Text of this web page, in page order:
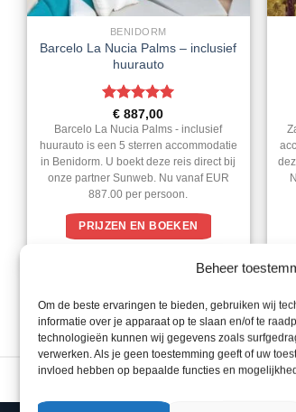
Beheer
Om de beste ervaringen te bieden, gebruiken wij
informatie over je apparaat op te slaan en/of te
technologieën kunnen wij gegevens zoals
verwerken. Als je geen toestemming geeft of uw
invloed hebben op bepaalde functies en
BENIDORM
Barcelo La Nucia Palms – inclusief
huurauto
Gewaardeerd
5 uit 5
€ 887,00
Barcelo La Nucia Palms - inclusief
huurauto is een 5 sterren accommodatie
in Benidorm. U boekt deze reis direct bij
onze partner Sunweb. Nu vanaf EUR
887.00 per persoon.
PRIJZEN EN BOEKEN
WAT ZE OVER